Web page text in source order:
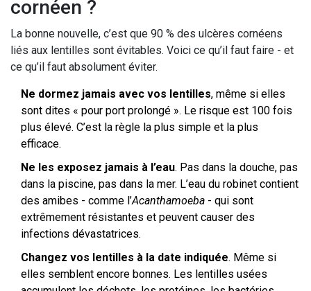
cornéen ?
La bonne nouvelle, c’est que 90 % des ulcères cornéens
liés aux lentilles sont évitables. Voici ce qu’il faut faire - et
ce qu’il faut absolument éviter.
Ne dormez jamais avec vos lentilles, même si elles
sont dites « pour port prolongé ». Le risque est 100 fois
plus élevé. C’est la règle la plus simple et la plus
efficace.
Ne les exposez jamais à l’eau. Pas dans la douche, pas
dans la piscine, pas dans la mer. L’eau du robinet contient
des amibes - comme l’Acanthamoeba - qui sont
extrêmement résistantes et peuvent causer des
infections dévastatrices.
Changez vos lentilles à la date indiquée. Même si
elles semblent encore bonnes. Les lentilles usées